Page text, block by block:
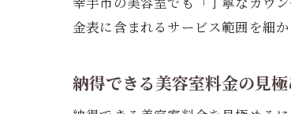
金表に含まれるサービス範囲を細
納得できる美容室料金の見